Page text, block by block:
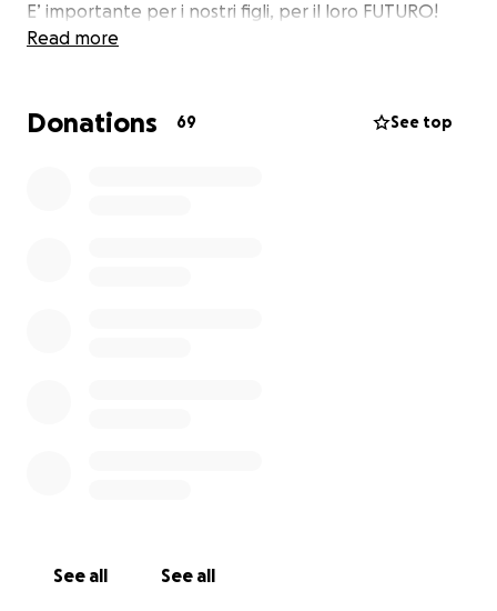
E’ importante per i nostri figli, per il loro FUTURO!
subito il 20% del primo step da raggiungere!
Read more
Donations 69 See top
See all See all